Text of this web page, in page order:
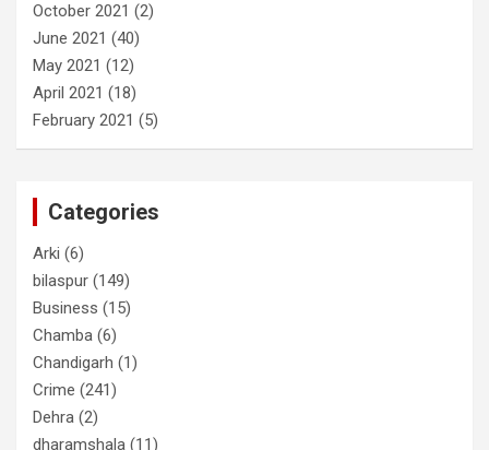
October 2021 (2)
June 2021 (40)
May 2021 (12)
April 2021 (18)
February 2021 (5)
Categories
Arki (6)
bilaspur (149)
Business (15)
Chamba (6)
Chandigarh (1)
Crime (241)
Dehra (2)
dharamshala (11)